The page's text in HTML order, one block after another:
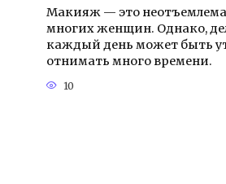
Макияж — это
многих женщин. Однако,
каждый день может быть
отнимать много времени.
10